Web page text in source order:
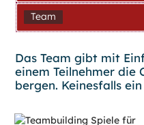
Team
Das Team gibt mit
einem Teilnehmer die
bergen. Keinesfalls